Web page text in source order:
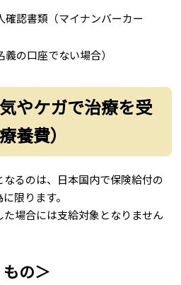
確認書類（マイナンバーカー
の口座でない場合）
やケガで治療を受
養費）
るのは、日本国内で保険給付の
限ります。
場合には支給対象となりません
の＞